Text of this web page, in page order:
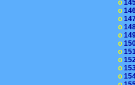
o
o
o
o
o
o
o
o
o
o